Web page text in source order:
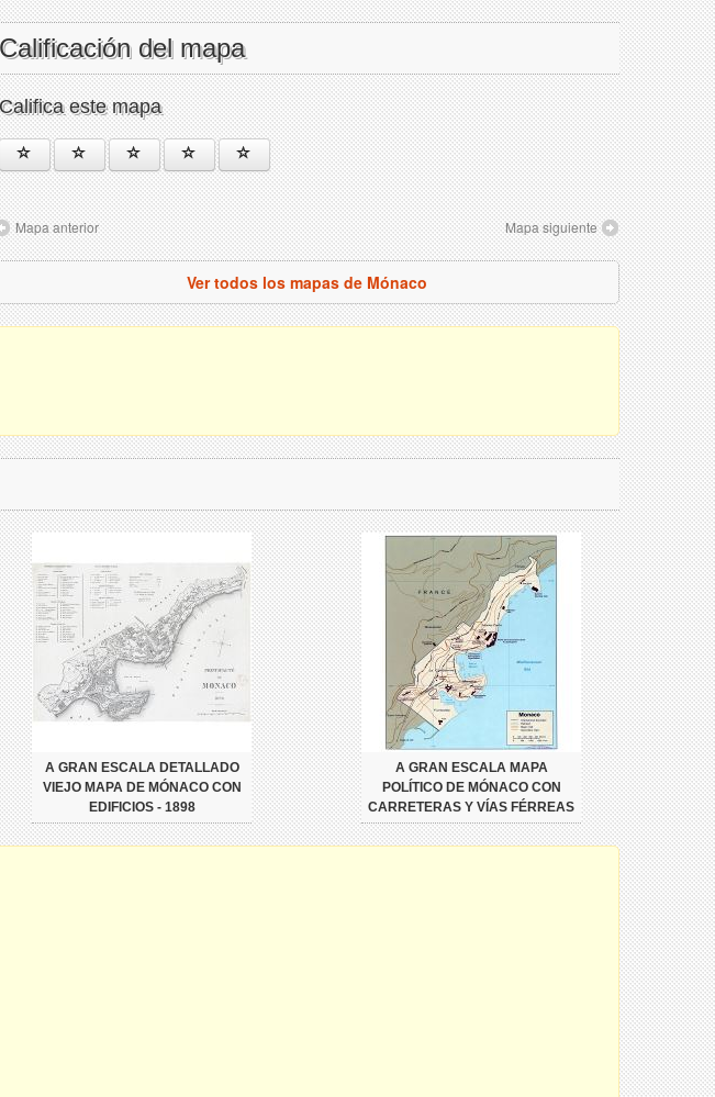
Calificación del mapa
Califica este mapa
Mapa anterior Mapa siguiente
Ver todos los mapas de Mónaco
A GRAN ESCALA DETALLADO
VIEJO MAPA DE MÓNACO CON
EDIFICIOS - 1898
A GRAN ESCALA MAPA
POLÍTICO DE MÓNACO CON
CARRETERAS Y VÍAS FÉRREAS